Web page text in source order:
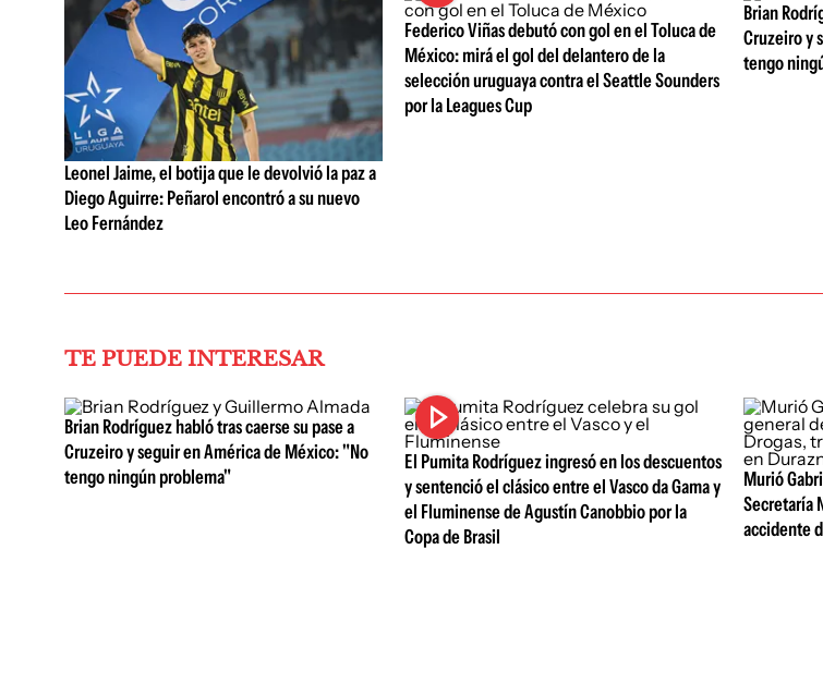
Leonel Jaime, el botija que le devolvió la paz a
Diego Aguirre: Peñarol encontró a su nuevo
Leo Fernández
Federico Viñas debutó con gol en el Toluca de
México: mirá el gol del delantero de la
selección uruguaya contra el Seattle Sounders
por la Leagues Cup
Brian
Cruzeiro y
tengo
TE PUEDE INTERESAR
Brian Rodríguez habló tras caerse su pase a
Cruzeiro y seguir en América de México: "No
tengo ningún problema"
El Pumita Rodríguez ingresó en los descuentos
y sentenció el clásico entre el Vasco da Gama y
el Fluminense de Agustín Canobbio por la
Copa de Brasil
Murió
Secretaría
accidente